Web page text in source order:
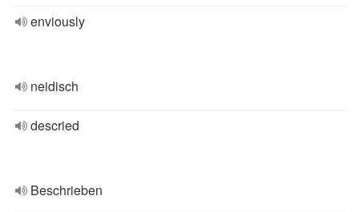
enviously
neidisch
descried
Beschrieben